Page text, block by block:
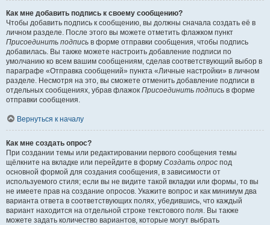
Как мне добавить подпись к своему сообщению?
Чтобы добавить подпись к сообщению, вы должны сначала создать её в
личном разделе. После этого вы можете отметить флажком пункт
Присоединить подпись в форме отправки сообщения, чтобы подпись
добавилась. Вы также можете настроить добавление подписи по
умолчанию ко всем вашим сообщениям, сделав соответствующий выбор в
параграфе «Отправка сообщений» пункта «Личные настройки» в личном
разделе. Несмотря на это, вы сможете отменить добавление подписи в
отдельных сообщениях, убрав флажок Присоединить подпись в форме
отправки сообщения.
Вернуться к началу
Как мне создать опрос?
При создании темы или редактировании первого сообщения темы
щёлкните на вкладке или перейдите в форму Создать опрос под
основной формой для создания сообщения, в зависимости от
используемого стиля; если вы не видите такой вкладки или формы, то вы
не имеете прав на создание опросов. Укажите вопрос и как минимум два
варианта ответа в соответствующих полях, убедившись, что каждый
вариант находится на отдельной строке текстового поля. Вы также
можете задать количество вариантов, которые могут выбрать